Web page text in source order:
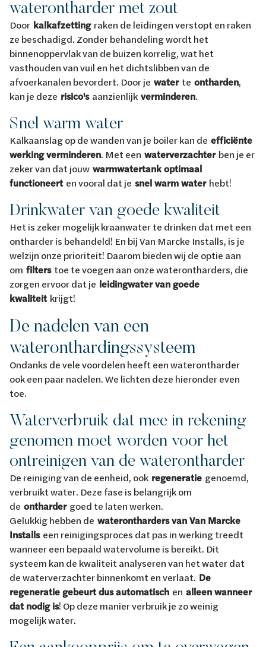
waterontharder met zout
Door kalkafzettingraken de leidingen verstopt en raken
ze beschadigd. Zonder behandeling wordt het
binnenoppervlak van de buizen korrelig, wat het
vasthouden van vuil en het dichtslibben van de
afvoerkanalen bevordert. Door je waterte ontharden,
kan je deze risico'saanzienlijk verminderen.
Snel warm water
Kalkaanslag op de wanden van je boiler kan de efficiënte
werking verminderen. Met een waterverzachterben je er
zeker van dat jouw warmwatertank optimaal
functioneerten vooral dat je snel warm waterhebt!
Drinkwater van goede kwaliteit
Het is zeker mogelijk kraanwater te drinken dat met een
ontharder is behandeld! En bij Van Marcke Installs, is je
welzijn onze prioriteit! Daarom bieden wij de optie aan
om filterstoe te voegen aan onze waterontharders, die
zorgen ervoor dat je leidingwater van goede
kwaliteitkrijgt!
De nadelen van een
wateronthardingssysteem
Ondanks de vele voordelen heeft een waterontharder
ook een paar nadelen. We lichten deze hieronder even
toe.
Waterverbruik dat mee in rekening
genomen moet worden voor het
ontreinigen van de waterontharder
De reiniging van de eenheid, ook regeneratie genoemd,
verbruikt water. Deze fase is belangrijk om
de onthardergoed te laten werken.
Gelukkig hebben de waterontharders van Van Marcke
Installseen reinigingsproces dat pas in werking treedt
wanneer een bepaald watervolume is bereikt. Dit
systeem kan de kwaliteit analyseren van het water dat
de waterverzachter binnenkomt en verlaat. De
regeneratie gebeurt dus automatisch en alleen wanneer
dat nodig is! Op deze manier verbruik je zo weinig
mogelijk water.